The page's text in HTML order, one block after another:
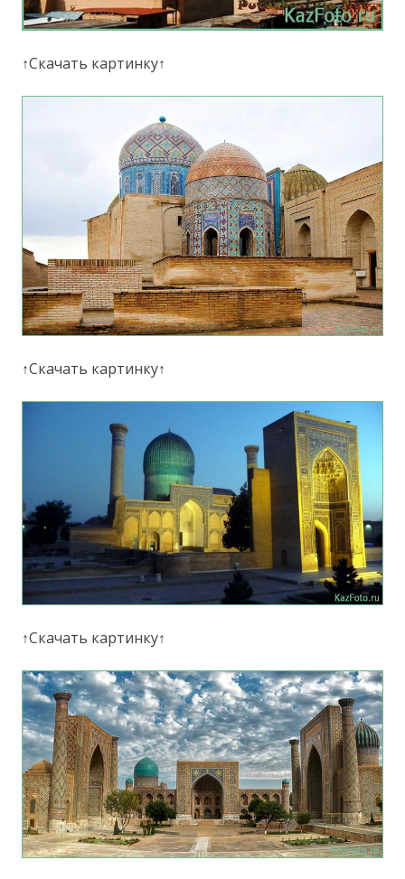
↑Скачать картинку↑
↑Скачать картинку↑
↑Скачать картинку↑